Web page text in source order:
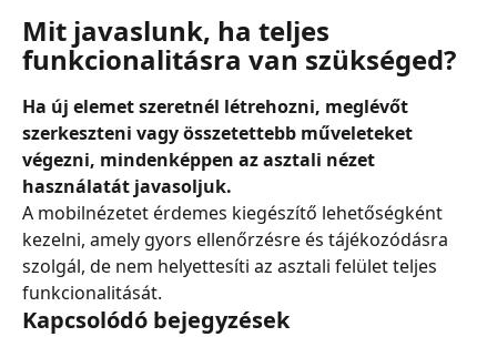
Mit javaslunk, ha teljes
funkcionalitásra van szükséged?
Ha új elemet szeretnél létrehozni, meglévőt
szerkeszteni vagy összetettebb műveleteket
végezni, mindenképpen az asztali nézet
használatát javasoljuk.
A mobilnézetet érdemes kiegészítő lehetőségként
kezelni, amely gyors ellenőrzésre és tájékozódásra
szolgál, de nem helyettesíti az asztali felület teljes
funkcionalitását.
Kapcsolódó bejegyzések